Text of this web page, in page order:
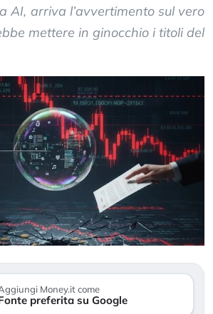
AI, arriva l’avvertimento sul vero
mettere in ginocchio i titoli del
Money.it come
preferita su Google